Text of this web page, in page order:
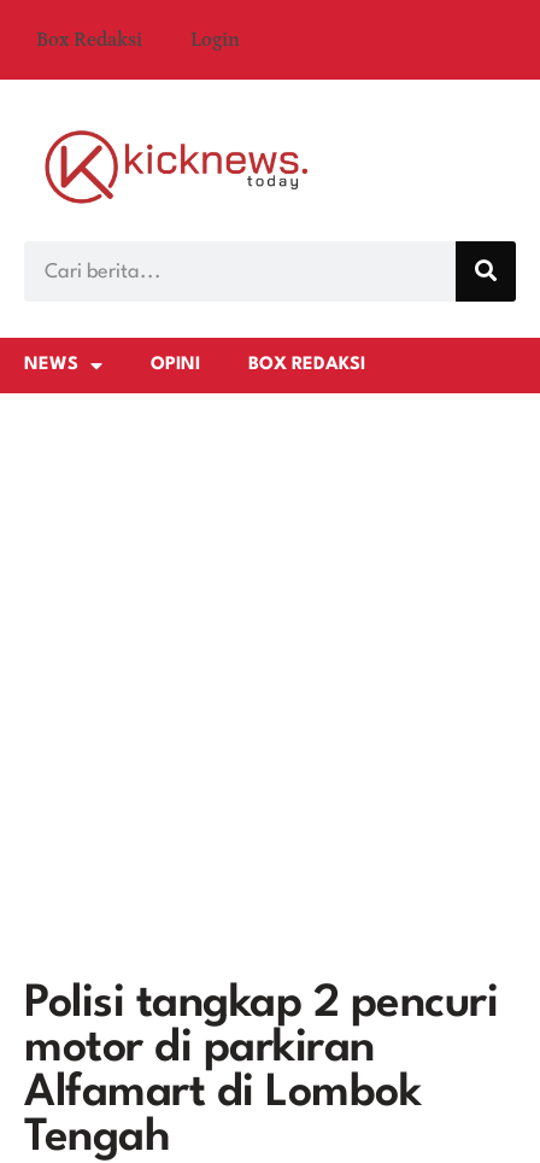
Box Redaksi Login
NEWS OPINI BOX REDAKSI
Polisi tangkap 2 pencuri
motor di parkiran
Alfamart di Lombok
Tengah